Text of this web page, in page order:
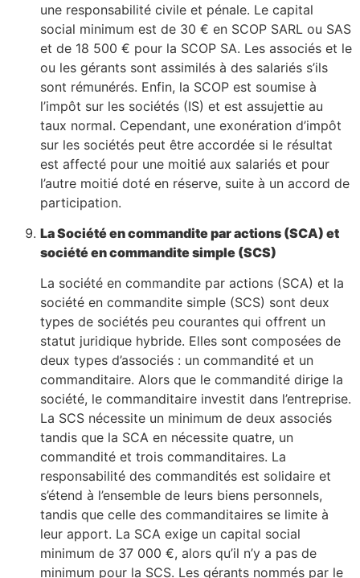
une responsabilité civile et pénale. Le capital
social minimum est de 30 € en SCOP SARL ou SAS
et de 18 500 € pour la SCOP SA. Les associés et le
ou les gérants sont assimilés à des salariés s’ils
sont rémunérés. Enfin, la SCOP est soumise à
l’impôt sur les sociétés (IS) et est assujettie au
taux normal. Cependant, une exonération d’impôt
sur les sociétés peut être accordée si le résultat
est affecté pour une moitié aux salariés et pour
l’autre moitié doté en réserve, suite à un accord de
participation.
La Société en commandite par actions (SCA) et
société en commandite simple (SCS)
La société en commandite par actions (SCA) et la
société en commandite simple (SCS) sont deux
types de sociétés peu courantes qui offrent un
statut juridique hybride. Elles sont composées de
deux types d’associés : un commandité et un
commanditaire. Alors que le commandité dirige la
société, le commanditaire investit dans l’entreprise.
La SCS nécessite un minimum de deux associés
tandis que la SCA en nécessite quatre, un
commandité et trois commanditaires. La
responsabilité des commandités est solidaire et
s’étend à l’ensemble de leurs biens personnels,
tandis que celle des commanditaires se limite à
leur apport. La SCA exige un capital social
minimum de 37 000 €, alors qu’il n’y a pas de
minimum pour la SCS. Les gérants nommés par le